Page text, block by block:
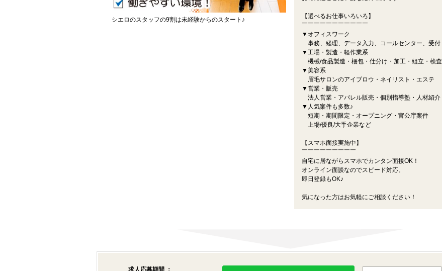
シエロのスタッフの9割は未経験からのスタート♪
【選べるお仕事いろいろ】
￣￣￣￣￣￣￣￣￣￣￣
▼オフィスワーク
事務、経理、データ入力、コールセンター、受付
▼工場・製造・軽作業系
機械/食品製造・梱包・仕分け・加工・組立・検査
▼美容系
眉毛サロンのアイブロウ・ネイリスト・エステ
▼営業・販売
法人営業・アパレル販売・個別指導塾・人材紹介
▼人気案件も多数♪
短期・期間限定・オープニング・官公庁案件
上場/優良/大手企業など
【スマホ面接実施中】
￣￣￣￣￣￣￣￣￣
自宅に居ながらスマホでカンタン面接OK！
オンライン面談なのでスピード対応。
即日登録もOK♪
気になった方はお気軽にご相談ください！
求人応募期間 ：